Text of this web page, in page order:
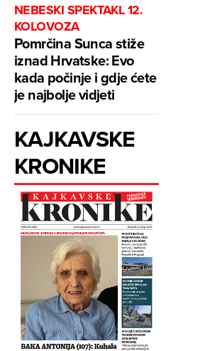
NEBESKI SPEKTAKL 12.
KOLOVOZA
Pomrčina Sunca stiže
iznad Hrvatske: Evo
kada počinje i gdje ćete
je najbolje vidjeti
KAJKAVSKE
KRONIKE